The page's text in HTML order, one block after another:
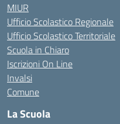
MIUR
Ufficio Scolastico Regionale
Ufficio Scolastico Territoriale
Scuola in Chiaro
Iscrizioni On Line
Invalsi
Comune
La Scuola